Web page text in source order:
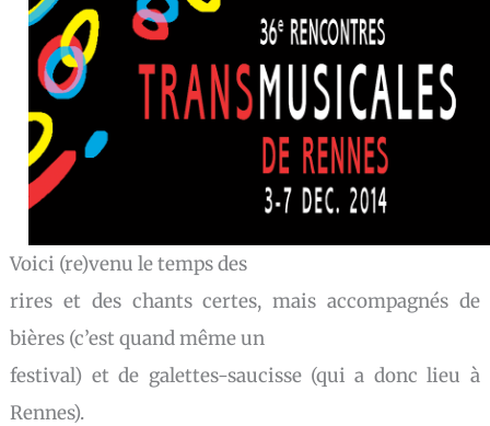
Voici (re)venu le temps des
rires et des chants certes, mais accompagnés de
bières (c’est quand même un
festival) et de galettes-saucisse (qui a donc lieu à
Rennes).